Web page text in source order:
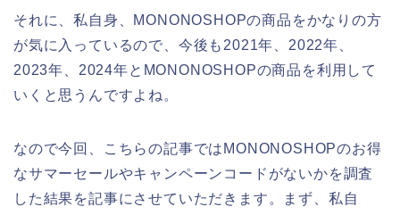
それに、私自身、MONONOSHOPの商品をかなりの方
が気に入っているので、今後も2021年、2022年、
2023年、2024年とMONONOSHOPの商品を利用して
いくと思うんですよね。
なので今回、こちらの記事ではMONONOSHOPのお得
なサマーセールやキャンペーンコードがないかを調査
した結果を記事にさせていただきます。まず、私自